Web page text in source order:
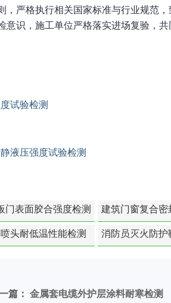
严格执行相关国家标准与行业规范
识，施工单位严格落实进场复验，
试验检测
液压强度试验检测
门表面胶合强度检测
建筑门窗复合密
度-硬质塑料
头耐低温性能检测
消防员灭火防护
篇： 金属套电缆外护层涂料耐寒检测